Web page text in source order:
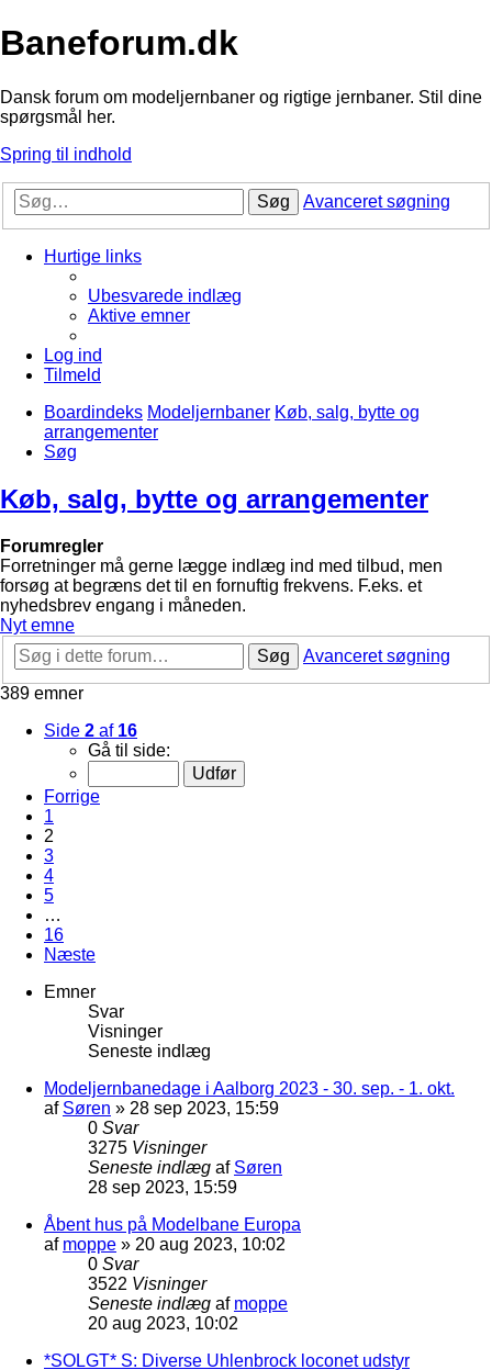
Baneforum.dk
Dansk forum om modeljernbaner og rigtige jernbaner. Stil dine
spørgsmål her.
Spring til indhold
Søg Avanceret søgning
Hurtige links
Ubesvarede indlæg
Aktive emner
Log ind
Tilmeld
Boardindeks Modeljernbaner Køb, salg, bytte og
arrangementer
Søg
Køb, salg, bytte og arrangementer
Forumregler
Forretninger må gerne lægge indlæg ind med tilbud, men
forsøg at begræns det til en fornuftig frekvens. F.eks. et
nyhedsbrev engang i måneden.
Nyt emne
Søg
Avanceret søgning
389 emner
Side 2 af 16
Gå til side:
Forrige
1
2
3
4
5
…
16
Næste
Emner
Svar
Visninger
Seneste indlæg
Modeljernbanedage i Aalborg 2023 - 30. sep. - 1. okt.
af Søren » 28 sep 2023, 15:59
0 Svar
3275 Visninger
Seneste indlæg af Søren
28 sep 2023, 15:59
Åbent hus på Modelbane Europa
af moppe » 20 aug 2023, 10:02
0 Svar
3522 Visninger
Seneste indlæg af moppe
20 aug 2023, 10:02
*SOLGT* S: Diverse Uhlenbrock loconet udstyr